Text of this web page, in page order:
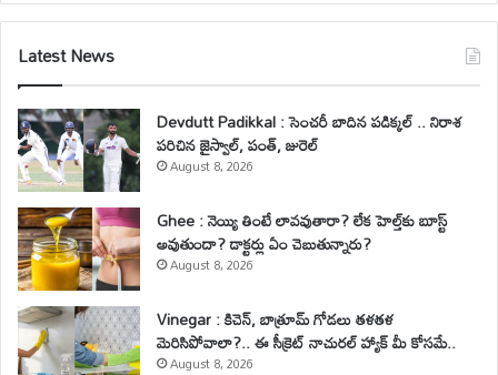
Latest News
Devdutt Padikkal : సెంచరీ బాదిన పడిక్కల్ .. నిరాశ
పరిచిన జైస్వాల్, పంత్, జురెల్
August 8, 2026
Ghee : నెయ్యి తింటే లావవుతారా? లేక హెల్త్‌కు బూస్ట్
అవుతుందా? డాక్టర్లు ఏం చెబుతున్నారు?
August 8, 2026
Vinegar : కిచెన్, బాత్రూమ్ గోడలు తళతళ
మెరిసిపోవాలా?.. ఈ సీక్రెట్ నాచురల్ హ్యాక్ మీ కోసమే..
August 8, 2026